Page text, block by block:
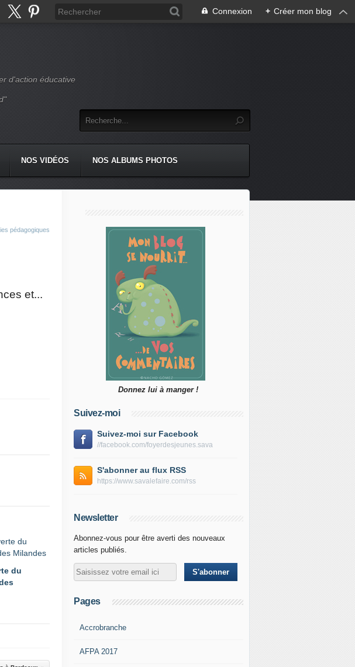
Connexion + Créer mon blog
d'action éducative
NOS VIDÉOS NOS ALBUMS PHOTOS
pédagogiques
et...
du
Donnez lui à manger !
Suivez-moi
Suivez-moi sur Facebook
//facebook.com/foyerdesjeunes.sava
S'abonner au flux RSS
https://www.savalefaire.com/rss
Newsletter
Abonnez-vous pour être averti des nouveaux
articles publiés.
Pages
Accrobranche
AFPA 2017